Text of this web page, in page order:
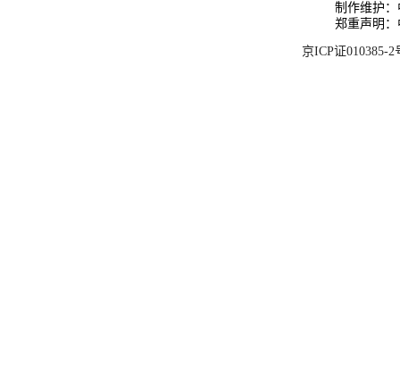
制作维护
郑重声明
京ICP证010385-2